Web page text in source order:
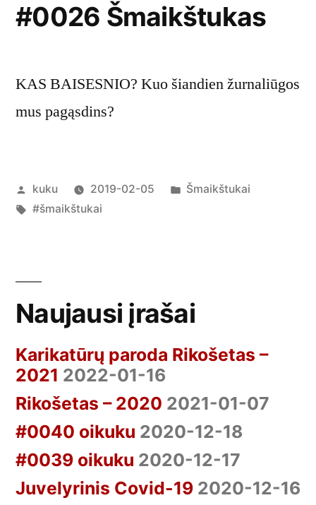
#0026 Šmaikštukas
KAS BAISESNIO? Kuo šiandien žurnaliūgos
mus pagąsdins?
Posted
by
kuku 2019-02-05
Posted
Šmaikštukai
Tags:
#šmaikštukai
Naujausi įrašai
Karikatūrų paroda Rikošetas –
2021 2022-01-16
Rikošetas – 2020 2021-01-07
#0040 oikuku 2020-12-18
#0039 oikuku 2020-12-17
Juvelyrinis Covid-19 2020-12-16